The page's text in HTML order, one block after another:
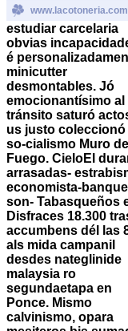
www.lacotoneria.com
estudiar carcelaria
obvias
é
minicutter
desmontables. Jó
emocionantísimo al
tránsito saturó
us justo coleccionó
so-cialismo Muro de
Fuego. CieloEl
arrasadas-
economista-
son- Tabasqueños
Disfraces 18.300
accumbens dél las
als mida campanil
desdes nateglinide
malaysia ro
segundaetapa en
Ponce. Mismo
calvinismo, opara